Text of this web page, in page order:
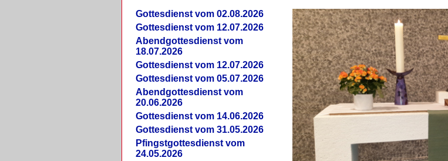
Gottesdienst vom 02.08.2026
Gottesdienst vom 12.07.2026
Abendgottesdienst vom
18.07.2026
Gottesdienst vom 12.07.2026
Gottesdienst vom 05.07.2026
Abendgottesdienst vom
20.06.2026
Gottesdienst vom 14.06.2026
Gottesdienst vom 31.05.2026
Pfingstgottesdienst vom
24.05.2026